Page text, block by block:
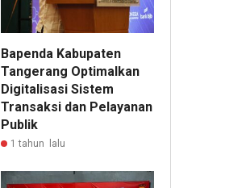
Bapenda Kabupaten
Tangerang Optimalkan
Digitalisasi Sistem
Transaksi dan Pelayanan
Publik
1 tahun lalu